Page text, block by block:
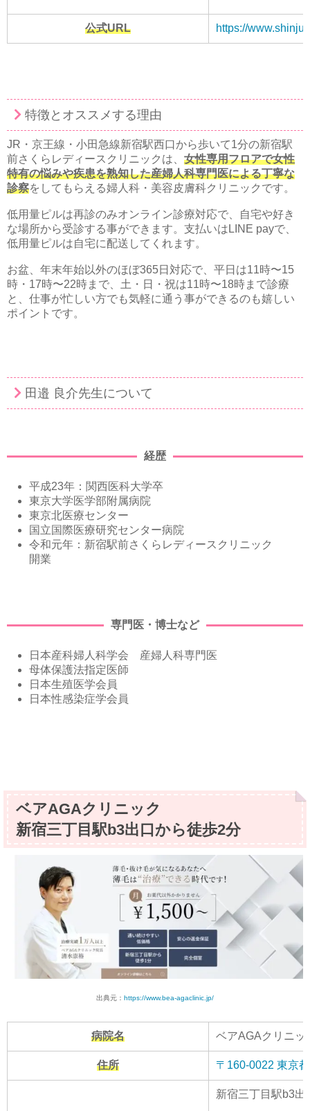
公式URL https://
特徴とオススメする理由
JR・京王線・小田急線新宿駅西口から歩いて1分の新宿駅
前さくらレディースクリニックは、 女性専用フロアで女性
特有の悩みや疾患を熟知した産婦人科専門医による丁寧な
診察をしてもらえる婦人科・美容皮膚科クリニックです。
低用量ピルは再診のみオンライン診療対応で、自宅や好き
な場所から受診する事ができます。支払いはLINE payで、
低用量ピルは自宅に配送してくれます。
お盆、年末年始以外のほぼ365日対応で、平日は11時〜15
時・17時〜22時まで、土・日・祝は11時〜18時まで診療
と、仕事が忙しい方でも気軽に通う事ができるのも嬉しい
ポイントです。
田邉 良介先生について
経歴
平成23年：関西医科大学卒
東京大学医学部附属病院
東京北医療センター
国立国際医療研究センター病院
令和元年：新宿駅前さくらレディースクリニック
開業
専門医・博士など
日本産科婦人科学会 産婦人科専門医
母体保護法指定医師
日本生殖医学会員
日本性感染症学会員
ベアAGAクリニック
新宿三丁⽬駅b3出⼝から徒歩2分
出典元： https://www.bea-agaclinic.jp/
病院名 ベアAGAクリニッ
住所 〒160-0022 東京
新宿三丁⽬駅b3出